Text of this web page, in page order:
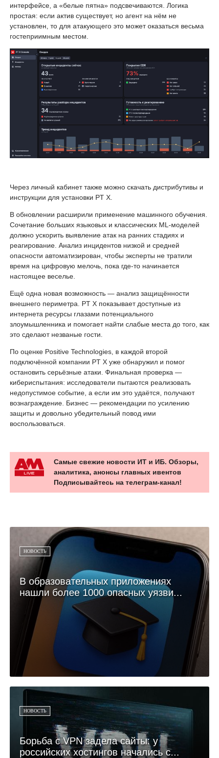
интерфейсе, а «белые пятна» подсвечиваются. Логика
простая: если актив существует, но агент на нём не
установлен, то для атакующего это может оказаться весьма
гостеприимным местом.
Через личный кабинет также можно скачать дистрибутивы и
инструкции для установки PT X.
В обновлении расширили применение машинного обучения.
Сочетание больших языковых и классических ML-моделей
должно ускорить выявление атак на ранних стадиях и
реагирование. Анализ инцидентов низкой и средней
опасности автоматизирован, чтобы эксперты не тратили
время на цифровую мелочь, пока где-то начинается
настоящее веселье.
Ещё одна новая возможность — анализ защищённости
внешнего периметра. PT X показывает доступные из
интернета ресурсы глазами потенциального
злоумышленника и помогает найти слабые места до того, как
это сделают незваные гости.
По оценке Positive Technologies, в каждой второй
подключённой компании PT X уже обнаружил и помог
остановить серьёзные атаки. Финальная проверка —
кибериспытания: исследователи пытаются реализовать
недопустимое событие, а если им это удаётся, получают
вознаграждение. Бизнес — рекомендации по усилению
защиты и довольно убедительный повод ими
воспользоваться.
Самые свежие новости ИТ и ИБ. Обзоры,
аналитика, анонсы главных ивентов
Подписывайтесь на телеграм-канал!
НОВОСТЬ
В образовательных приложениях
нашли более 1000 опасных уязви...
НОВОСТЬ
Борьба с VPN задела сайты: у
российских хостингов начались с...